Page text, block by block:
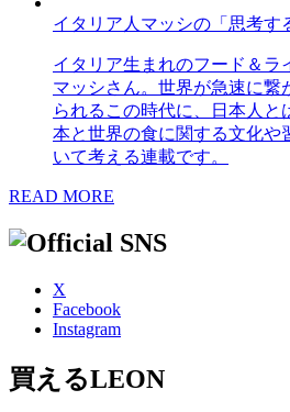
イタリア人マッシの「思考す
イタリア生まれのフード＆ラ
マッシさん。世界が急速に繋
られるこの時代に、日本人と
本と世界の食に関する文化や
いて考える連載です。
READ MORE
X
Facebook
Instagram
買えるLEON